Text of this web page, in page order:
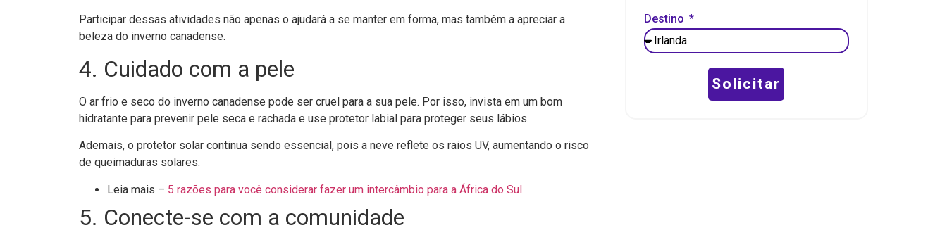
Participar dessas atividades não apenas o ajudará a se manter em forma, mas também a apreciar a
beleza do inverno canadense.
4. Cuidado com a pele
O ar frio e seco do inverno canadense pode ser cruel para a sua pele. Por isso, invista em um bom
hidratante para prevenir pele seca e rachada e use protetor labial para proteger seus lábios.
Ademais, o protetor solar continua sendo essencial, pois a neve reflete os raios UV, aumentando o risco
de queimaduras solares.
Leia mais – 5 razões para você considerar fazer um intercâmbio para a África do Sul
5. Conecte-se com a comunidade
Destino
Solicitar